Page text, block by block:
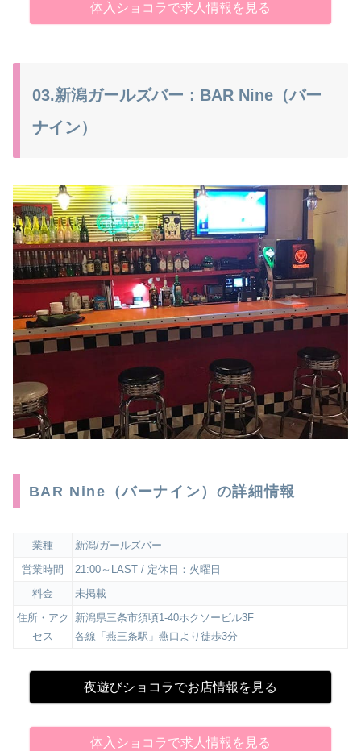
体入ショコラで求人情報を見る
03.新潟ガールズバー：BAR Nine（バー
ナイン）
BAR Nine（バーナイン）の詳細情報
業種
新潟/ガールズバー
営業時間
21:00～LAST / 定休日：火曜日
料金
未掲載
住所・アク
セス
新潟県三条市須頃1-40ホクソービル3F
各線「燕三条駅」燕口より徒歩3分
夜遊びショコラでお店情報を見る
体入ショコラで求人情報を見る